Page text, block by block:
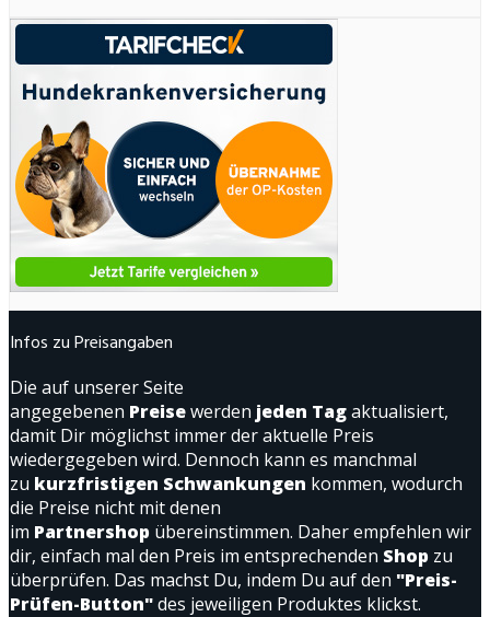
Infos zu Preisangaben
Die auf unserer Seite
angegebenen Preisewerden jeden Tagaktualisiert,
damit Dir möglichst immer der aktuelle Preis
wiedergegeben wird. Dennoch kann es manchmal
zu kurzfristigen Schwankungen kommen, wodurch
die Preise nicht mit denen
im Partnershop übereinstimmen. Daher empfehlen wir
dir, einfach mal den Preis im entsprechenden Shop zu
überprüfen. Das machst Du, indem Du auf den "Preis-
Prüfen-Button"des jeweiligen Produktes klickst.